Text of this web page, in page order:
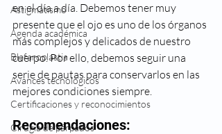
Astigmatismo
Agenda académica
Blefaroplastia
Avances tecnológicos
Certificaciones y reconocimientos
Cirugía de párpados
en el día a día. Debemos tener muy
presente que el ojo es uno de los órganos
más complejos y delicados de nuestro
cuerpo. Por ello, debemos seguir una
serie de pautas para conservarlos en las
mejores condiciones siempre.
Recomendaciones: